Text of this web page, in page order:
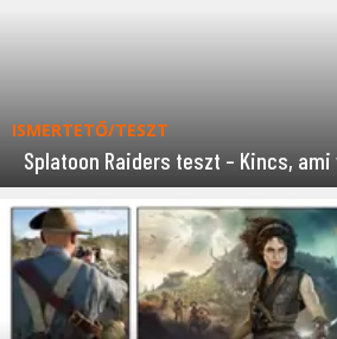
ISMERTETŐ/TESZT
Splatoon Raiders teszt – Kincs, ami